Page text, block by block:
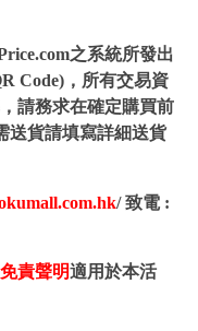
之系統所發出
Code)，所有交易資
請務求在確定購買前
送貨請填寫詳細送貨
/ 致電 :
責聲明適用於本活